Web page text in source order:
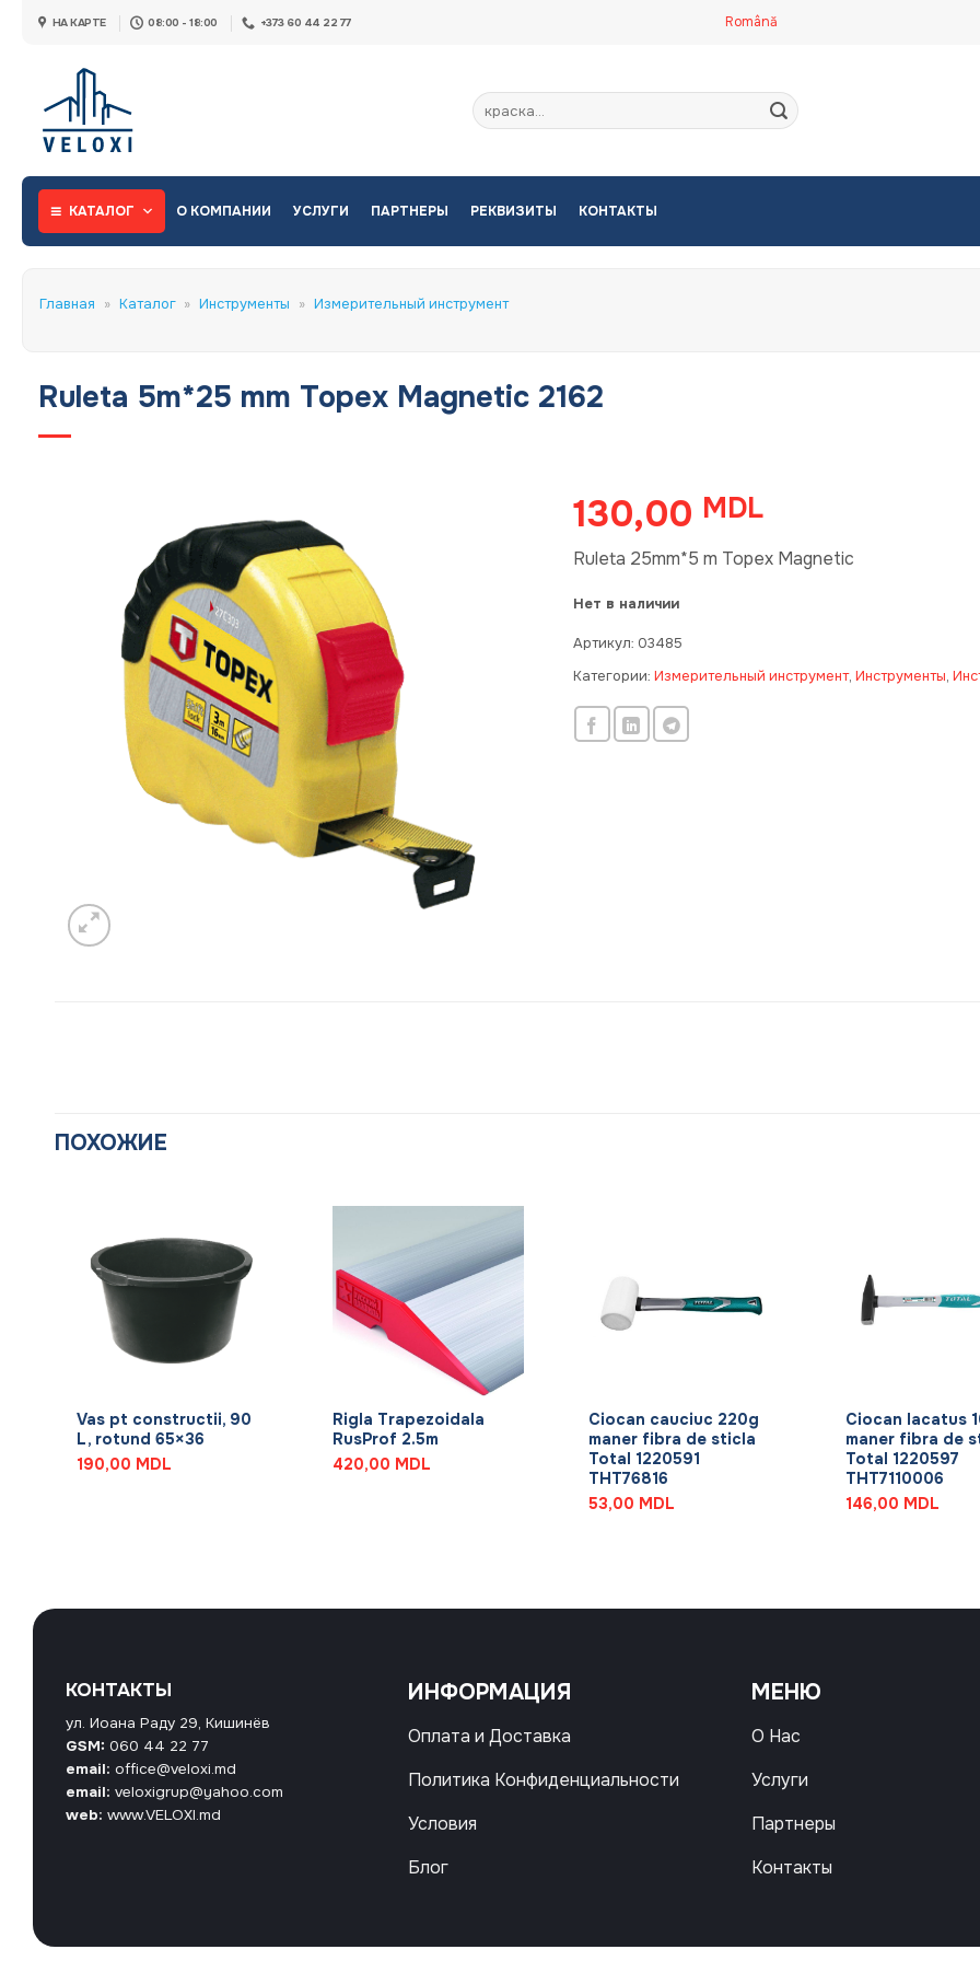
НА КАРТЕ 08:00 - 18:00 +373 60 44 22 77 Română
Искать:
КАТАЛОГ О КОМПАНИИ УСЛУГИ ПАРТНЕРЫ РЕКВИЗИТЫ КОНТАКТЫ
Главная » Каталог » Инструменты » Измерительный инструмент
Ruleta 5m*25 mm Topex Magnetic 2162
130,00 MDL
Ruleta 25mm*5 m Topex Magnetic
Нет в наличии
Артикул: 03485
Категории: Измерительный инструмент, Инструменты,
ПОХОЖИЕ
Vas pt constructii, 90
L, rotund 65×36
190,00 MDL
Rigla Trapezoidala
RusProf 2.5m
420,00 MDL
Ciocan cauciuc 220g
maner fibra de sticla
Total 1220591
THT76816
53,00 MDL
Ciocan lacatus
maner fibra de
Total 1220597
THT7110006
146,00 MDL
КОНТАКТЫ
ул. Иоана Раду 29, Кишинёв
GSM: 060 44 22 77
email: office@veloxi.md
email: veloxigrup@yahoo.com
web: www.VELOXI.md
ИНФОРМАЦИЯ
Оплата и Доставка
Политика Конфиденциальности
Условия
Блог
МЕНЮ
О Нас
Услуги
Партнеры
Контакты